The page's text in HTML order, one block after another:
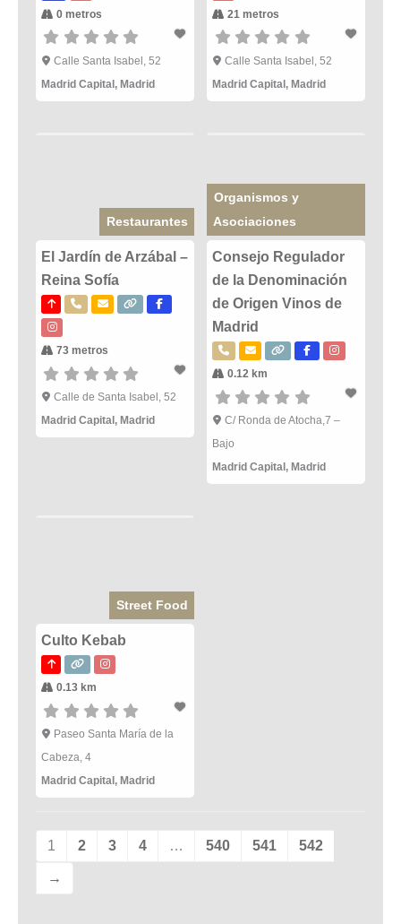
0 metros
Calle Santa Isabel, 52
Madrid Capital, Madrid
21 metros
Calle Santa Isabel, 52
Madrid Capital,Madrid
Restaurantes
El Jardín de Arzábal –
Reina Sofía
73 metros
Calle de Santa Isabel, 52
Madrid Capital , Madrid
Organismos y
Asociaciones
Consejo Regulador
de la Denominación
de Origen Vinos de
Madrid
0.12 km
C/ Ronda de Atocha,7 –
Bajo
Madrid Capital , Madrid
Street Food
Culto Kebab
0.13 km
Paseo Santa María de la
Cabeza, 4
Madrid Capital , Madrid
1 2 3 4 … 540 541 542
→